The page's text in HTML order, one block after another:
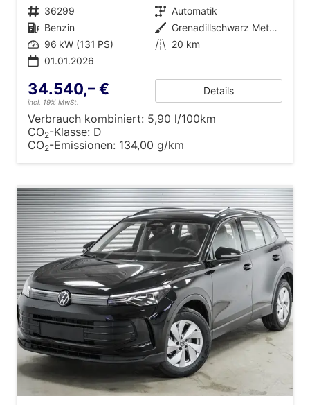
Fahrzeugnr. 36299 Getriebe Automatik
Kraftstoff Benzin Außenfarbe
Grenadillschwarz Metallic (0E)
Leistung 96 kW (131 PS) Kilometerstand 20 km
01.01.2026
34.540,– €
incl. 19% MwSt.
Details
Verbrauch kombiniert: 5,90 l/100km
CO2-Klasse: D
CO2-Emissionen: 134,00 g/km